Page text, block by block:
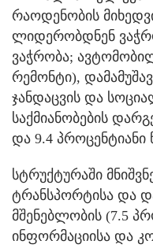
რაოდენობის
ლიდერობდნენ
ვაჭრობა;
რემონტი),
ჯანდაცვის და
საქმიანობების
და 9.4 პროცენტიანი
სტრუქტურაში
ტრანსპორტისა და
მშენებლობის (7.5
ინფორმაციისა და